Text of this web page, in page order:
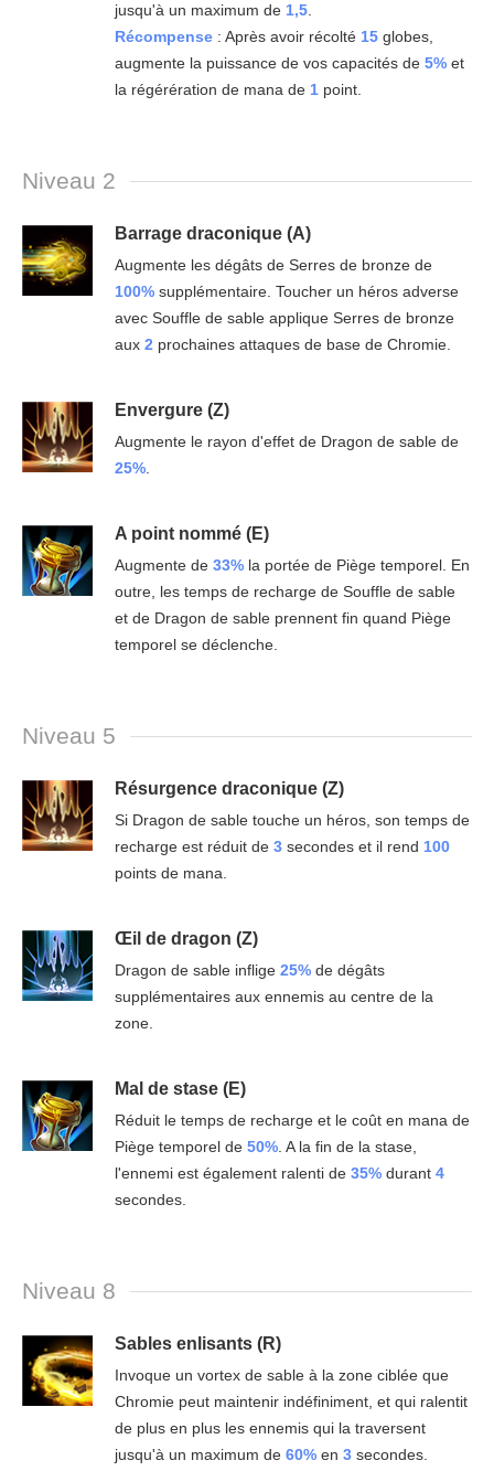
jusqu'à un maximum de 1,5.
Récompense: Après avoir récolté 15globes,
augmente la puissance de vos capacités de 5% et
la régérération de mana de 1point.
Niveau 2
Barrage draconique (A)
Augmente les dégâts de Serres de bronze de
100% supplémentaire. Toucher un héros adverse
avec Souffle de sable applique Serres de bronze
aux 2 prochaines attaques de base de Chromie.
Envergure (Z)
Augmente le rayon d'effet de Dragon de sable de
25%.
A point nommé (E)
Augmente de 33%la portée de Piège temporel. En
outre, les temps de recharge de Souffle de sable
et de Dragon de sable prennent fin quand Piège
temporel se déclenche.
Niveau 5
Résurgence draconique (Z)
Si Dragon de sable touche un héros, son temps de
recharge est réduit de 3secondes et il rend 100
points de mana.
Œil de dragon (Z)
Dragon de sable inflige 25%de dégâts
supplémentaires aux ennemis au centre de la
zone.
Mal de stase (E)
Réduit le temps de recharge et le coût en mana de
Piège temporel de 50%. A la fin de la stase,
l'ennemi est également ralenti de 35%durant 4
secondes.
Niveau 8
Sables enlisants (R)
Invoque un vortex de sable à la zone ciblée que
Chromie peut maintenir indéfiniment, et qui ralentit
de plus en plus les ennemis qui la traversent
jusqu'à un maximum de 60%en 3secondes.